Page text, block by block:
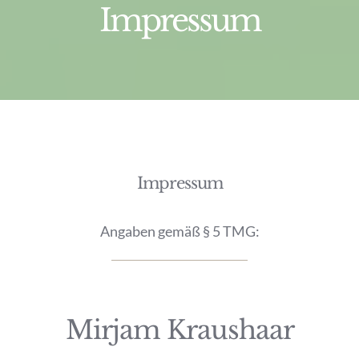
Impressum
Impressum
Angaben gemäß § 5 TMG:
Mirjam Kraushaar